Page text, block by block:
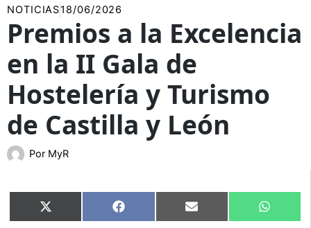
NOTICIAS18/06/2026
Premios a la Excelencia
en la II Gala de
Hostelería y Turismo
de Castilla y León
Por MyR
Compartir
en
X
(Twitter)
Compartir
en
Facebook Compartir
en
Email
en